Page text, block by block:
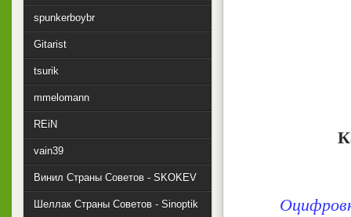
spunkerboybr
Gitarist
tsurik
mmelomann
REiN
vain39
Винил Страны Советов - SKOKEV
Шеллак Страны Советов - Sinoptik